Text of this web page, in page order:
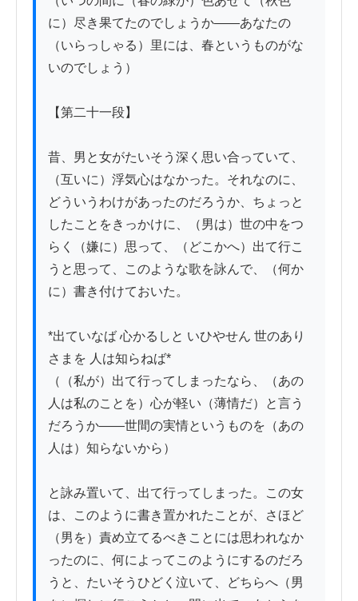
に）尽き果てたのでしょうか――あなたの
（いらっしゃる）里には、春というものがな
いのでしょう）
【第二十一段】
昔、男と女がたいそう深く思い合っていて、
（互いに）浮気心はなかった。それなのに、
どういうわけがあったのだろうか、ちょっと
したことをきっかけに、（男は）世の中をつ
らく（嫌に）思って、（どこかへ）出て行こ
うと思って、このような歌を詠んで、（何か
に）書き付けておいた。
*出ていなば 心かるしと いひやせん 世のあり
さまを 人は知らねば*
（（私が）出て行ってしまったなら、（あの
人は私のことを）心が軽い（薄情だ）と言う
だろうか――世間の実情というものを（あの
人は）知らないから）
と詠み置いて、出て行ってしまった。この女
は、このように書き置かれたことが、さほど
（男を）責め立てるべきことには思われなか
ったのに、何によってこのようにするのだろ
うと、たいそうひどく泣いて、どちらへ（男